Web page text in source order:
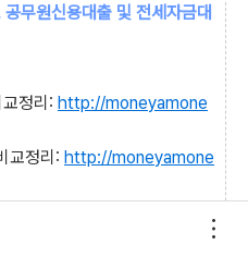
공무원신용대출 및 전세자금대
정리: http://moneyamone
교정리: http://moneyamone
1471